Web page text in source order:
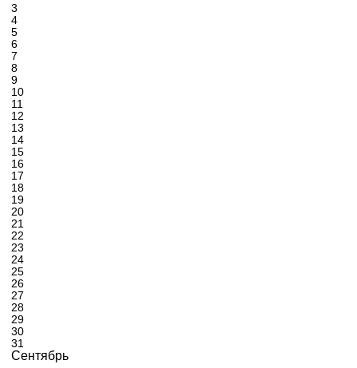
3
4
5
6
7
8
9
10
11
12
13
14
15
16
17
18
19
20
21
22
23
24
25
26
27
28
29
30
31
Сентябрь